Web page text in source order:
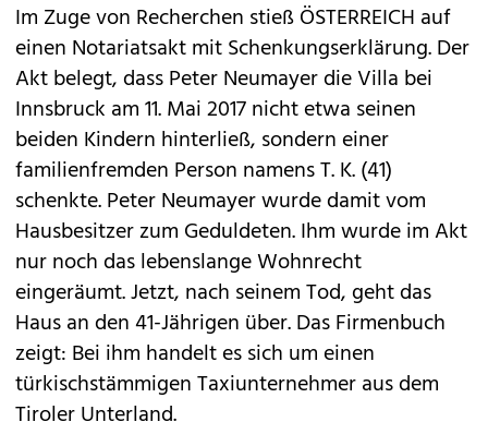
Im Zuge von Recherchen stieß ÖSTERREICH auf
einen Notariatsakt mit Schenkungserklärung. Der
Akt belegt, dass Peter Neumayer die Villa bei
Innsbruck am 11. Mai 2017 nicht etwa seinen
beiden Kindern hinterließ, sondern einer
familienfremden Person namens T. K. (41)
schenkte. Peter Neumayer wurde damit vom
Hausbesitzer zum Geduldeten. Ihm wurde im Akt
nur noch das lebenslange Wohnrecht
eingeräumt. Jetzt, nach seinem Tod, geht das
Haus an den 41-Jährigen über. Das Firmenbuch
zeigt: Bei ihm handelt es sich um einen
türkischstämmigen Taxiunternehmer aus dem
Tiroler Unterland.